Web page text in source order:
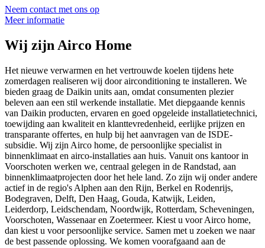
Neem contact met ons op
Meer informatie
Wij zijn Airco Home
Het nieuwe verwarmen en het vertrouwde koelen tijdens hete
zomerdagen realiseren wij door airconditioning te installeren. We
bieden graag de Daikin units aan, omdat consumenten plezier
beleven aan een stil werkende installatie. Met diepgaande kennis
van Daikin producten, ervaren en goed opgeleide installatietechnici,
toewijding aan kwaliteit en klanttevredenheid, eerlijke prijzen en
transparante offertes, en hulp bij het aanvragen van de ISDE-
subsidie. Wij zijn Airco home, de persoonlijke specialist in
binnenklimaat en airco-installaties aan huis. Vanuit ons kantoor in
Voorschoten werken we, centraal gelegen in de Randstad, aan
binnenklimaatprojecten door het hele land. Zo zijn wij onder andere
actief in de regio's Alphen aan den Rijn, Berkel en Rodenrijs,
Bodegraven, Delft, Den Haag, Gouda, Katwijk, Leiden,
Leiderdorp, Leidschendam, Noordwijk, Rotterdam, Scheveningen,
Voorschoten, Wassenaar en Zoetermeer. Kiest u voor Airco home,
dan kiest u voor persoonlijke service. Samen met u zoeken we naar
de best passende oplossing. We komen voorafgaand aan de